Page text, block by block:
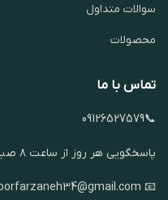
سوالات متداول
محصولات
تماس با ما
📞09126527579
پاسخگویی هر روز از ساعت ۸ صبح تا ۱۲ بامداد
📧 Alipoorfarzaneh34@gmail.com